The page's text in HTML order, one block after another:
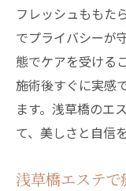
フレッシュももた
でプライバシーが
態でケアを受ける
施術後すぐに実感
ます。浅草橋のエ
て、美しさと自信
浅草橋エステ